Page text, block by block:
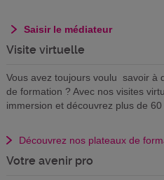
Saisir le médiateur
Visite virtuelle
Vous avez toujours voulu savoir à
de formation ? Avec nos visites
immersion et découvrez plus de
Découvrez nos plateaux de
Votre avenir pro